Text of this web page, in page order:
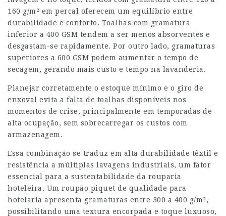
160 g/m² em percal oferecem um equilíbrio entre
durabilidade e conforto. Toalhas com gramatura
inferior a 400 GSM tendem a ser menos absorventes e
desgastam-se rapidamente. Por outro lado, gramaturas
superiores a 600 GSM podem aumentar o tempo de
secagem, gerando mais custo e tempo na lavanderia.
Planejar corretamente o estoque mínimo e o giro de
enxoval evita a falta de toalhas disponíveis nos
momentos de crise, principalmente em temporadas de
alta ocupação, sem sobrecarregar os custos com
armazenagem.
Essa combinação se traduz em alta durabilidade têxtil e
resistência a múltiplas lavagens industriais, um fator
essencial para a sustentabilidade da rouparia
hoteleira. Um roupão piquet de qualidade para
hotelaria apresenta gramaturas entre 300 a 400 g/m²,
possibilitando uma textura encorpada e toque luxuoso,